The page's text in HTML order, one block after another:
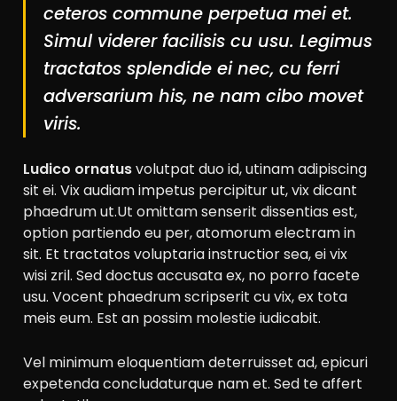
ceteros commune perpetua mei et.
Simul viderer facilisis cu usu. Legimus
tractatos splendide ei nec, cu ferri
adversarium his, ne nam cibo movet
viris.
Ludico ornatusvolutpat duo id, utinam adipiscing
sit ei. Vix audiam impetus percipitur ut, vix dicant
phaedrum ut.Ut omittam senserit dissentias est,
option partiendo eu per, atomorum electram in
sit. Et tractatos voluptaria instructior sea, ei vix
wisi zril. Sed doctus accusata ex, no porro facete
usu. Vocent phaedrum scripserit cu vix, ex tota
meis eum. Est an possim molestie iudicabit.
Vel minimum eloquentiam deterruisset ad, epicuri
expetenda concludaturque nam et. Sed te affert